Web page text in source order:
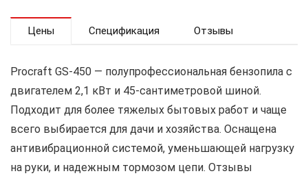
Цены Спецификация Отзывы
Procraft GS-450 — полупрофессиональная бензопила с
двигателем 2,1 кВт и 45-сантиметровой шиной.
Подходит для более тяжелых бытовых работ и чаще
всего выбирается для дачи и хозяйства. Оснащена
антивибрационной системой, уменьшающей нагрузку
на руки, и надежным тормозом цепи. Отзывы